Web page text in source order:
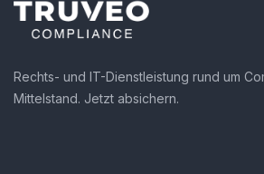
Rechts- und IT-Dienstleistung rund um
Mittelstand. Jetzt absichern.